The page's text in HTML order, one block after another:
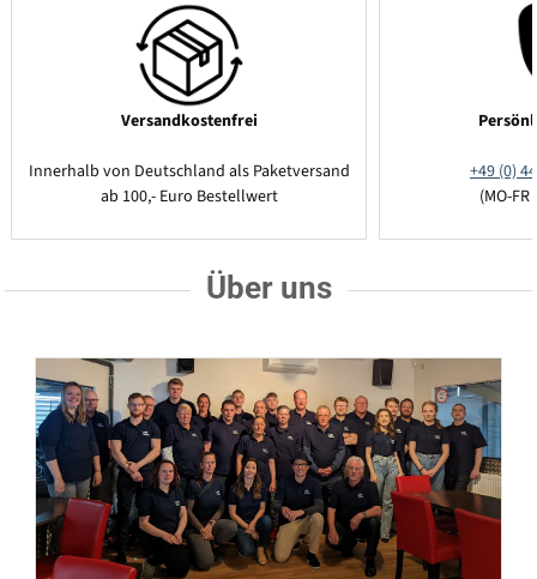
Versandkostenfrei
Innerhalb von Deutschland als Paketversand
ab 100,- Euro Bestellwert
+49 (0)
(MO-
Über uns